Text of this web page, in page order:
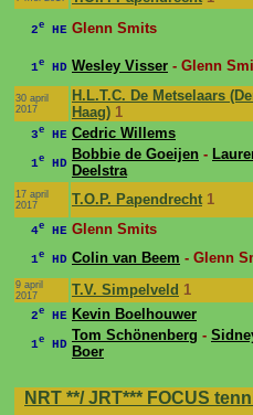
2e HE Glenn Smits
1e HD Wesley Visser - Glenn
30 april
2017
H.L.T.C. De Metselaars
Haag) 1
3e HE Cedric Willems
1e HD
Bobbie de Goeijen -
Deelstra
17 april
2017
T.O.P. Papendrecht 1
4e HE Glenn Smits
1e HD Colin van Beem - Glenn
9 april
2017
T.V. Simpelveld 1
2e HE Kevin Boelhouwer
1e HD
Tom Schönenberg -
Boer
NRT **/ JRT*** FOCUS